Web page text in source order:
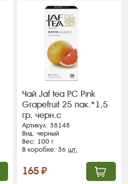
Чай Jaf tea PC Pink
Grapefruit 25 пак.*1,5
гр. черн.с
аром.грейпфрут (36)
(363)
Артикул: 38148
Вид: черный
Вес: 100 г
В коробке: 36шт.
165 ₽